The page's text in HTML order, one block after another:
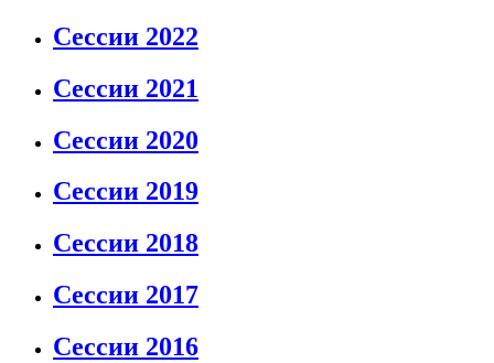
Сессии 2022
Сессии 2021
Сессии 2020
Сессии 2019
Сессии 2018
Сессии 2017
Сессии 2016